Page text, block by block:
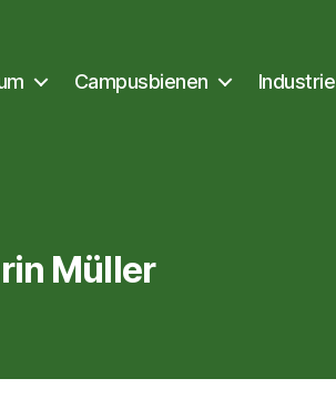
Campusbienen Industrie
Müller